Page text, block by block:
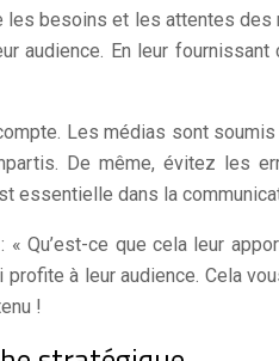
besoins et les attentes des
En leur
Les médias sont
De même, évitez les
essentielle dans la
Qu’est-ce que cela leur
à leur audience. Cela
!